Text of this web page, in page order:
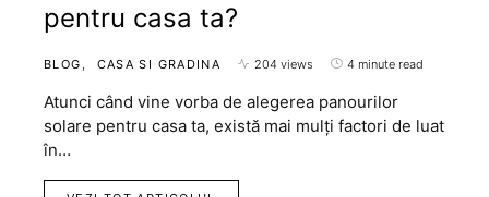
pentru casa ta?
BLOG CASA SI GRADINA 204 views 4 minute read
Atunci când vine vorba de alegerea panourilor
solare pentru casa ta, există mai mulți factori de luat
în…